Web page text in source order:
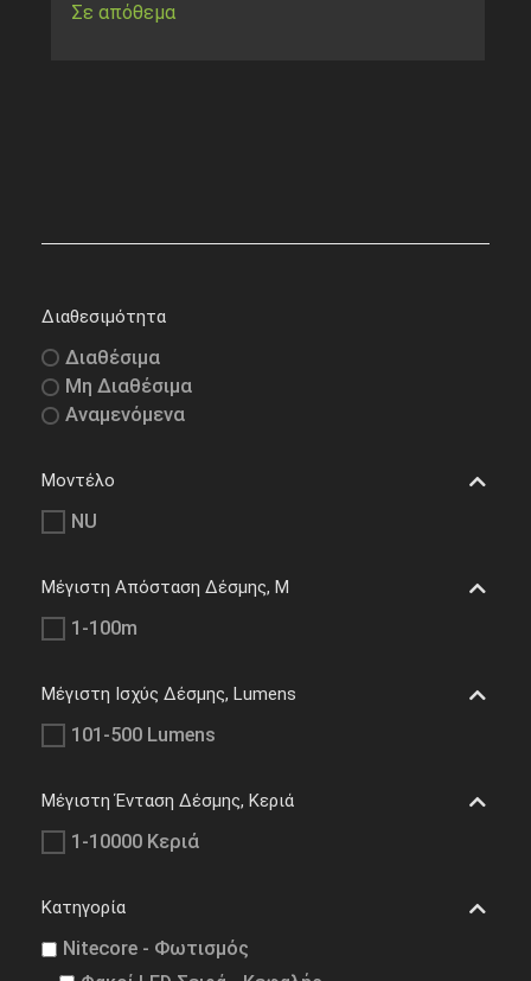
Σε απόθεμα
Διαθεσιμότητα
Διαθέσιμα
Μη Διαθέσιμα
Αναμενόμενα
Μοντέλο
NU
Μέγιστη Απόσταση Δέσμης, M
1-100m
Μέγιστη Ισχύς Δέσμης, Lumens
101-500 Lumens
Μέγιστη Ένταση Δέσμης, Κεριά
1-10000 Κεριά
Κατηγορία
Nitecore - Φωτισμός